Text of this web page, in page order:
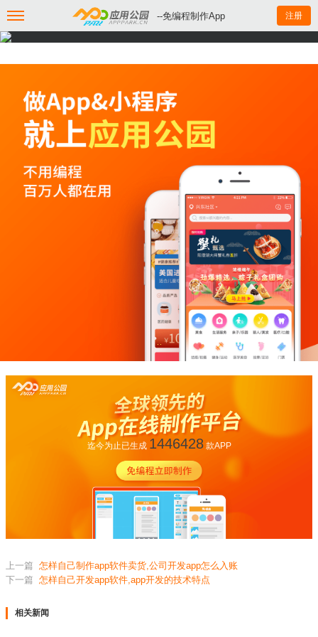
--免编程制作App 注册
迄今为止已生成 1446428款APP
上一篇 怎样自己制作app软件卖货,公司开发app怎么入账
下一篇 怎样自己开发app软件,app开发的技术特点
相关新闻